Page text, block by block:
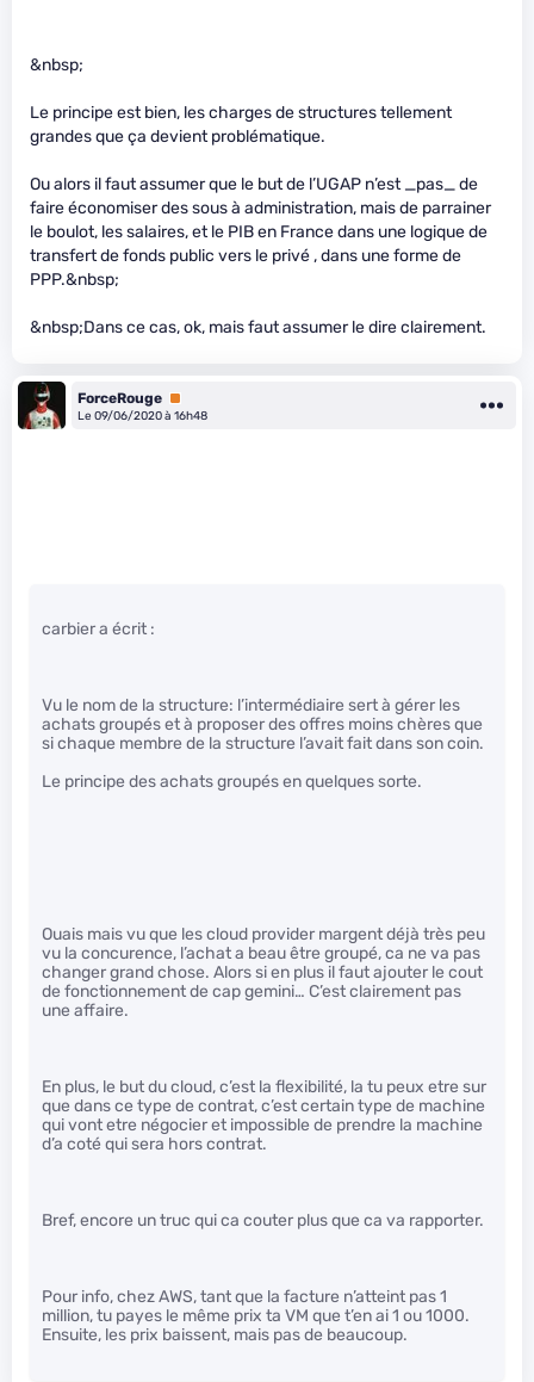
&nbsp;
Le principe est bien, les charges de structures tellement
grandes que ça devient problématique.
Ou alors il faut assumer que le but de l’UGAP n’est _pas_ de
faire économiser des sous à administration, mais de parrainer
le boulot, les salaires, et le PIB en France dans une logique de
transfert de fonds public vers le privé , dans une forme de
PPP.&nbsp;
&nbsp;Dans ce cas, ok, mais faut assumer le dire clairement.
ForceRouge Premium
Le 09/06/2020 à 16h48
carbier a écrit :
Vu le nom de la structure: l’intermédiaire sert à gérer les
achats groupés et à proposer des offres moins chères que
si chaque membre de la structure l’avait fait dans son coin.
Le principe des achats groupés en quelques sorte.
Ouais mais vu que les cloud provider margent déjà très peu
vu la concurence, l’achat a beau être groupé, ca ne va pas
changer grand chose. Alors si en plus il faut ajouter le cout
de fonctionnement de cap gemini… C’est clairement pas
une affaire.
En plus, le but du cloud, c’est la flexibilité, la tu peux etre sur
que dans ce type de contrat, c’est certain type de machine
qui vont etre négocier et impossible de prendre la machine
d’a coté qui sera hors contrat.
Bref, encore un truc qui ca couter plus que ca va rapporter.
Pour info, chez AWS, tant que la facture n’atteint pas 1
million, tu payes le même prix ta VM que t’en ai 1 ou 1000.
Ensuite, les prix baissent, mais pas de beaucoup.